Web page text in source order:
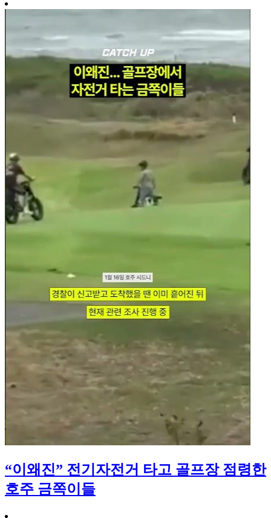
“이왜진” 전기자전거 타고 골프장 점령한
호주 금쪽이들